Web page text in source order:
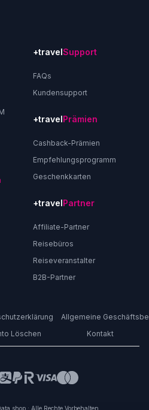
+travelSupport
FAQs
Kundensupport
+travelPrämien
Cashback-Prämien
Empfehlungsprogramm
Geschenkkarten
+travelPartner
Affiliate-Partner
Reisebüros
Reiseveranstalter
B2B-Partner
Allgemeine
Löschen Kontakt
: Alle Rechte Vorbehalten.